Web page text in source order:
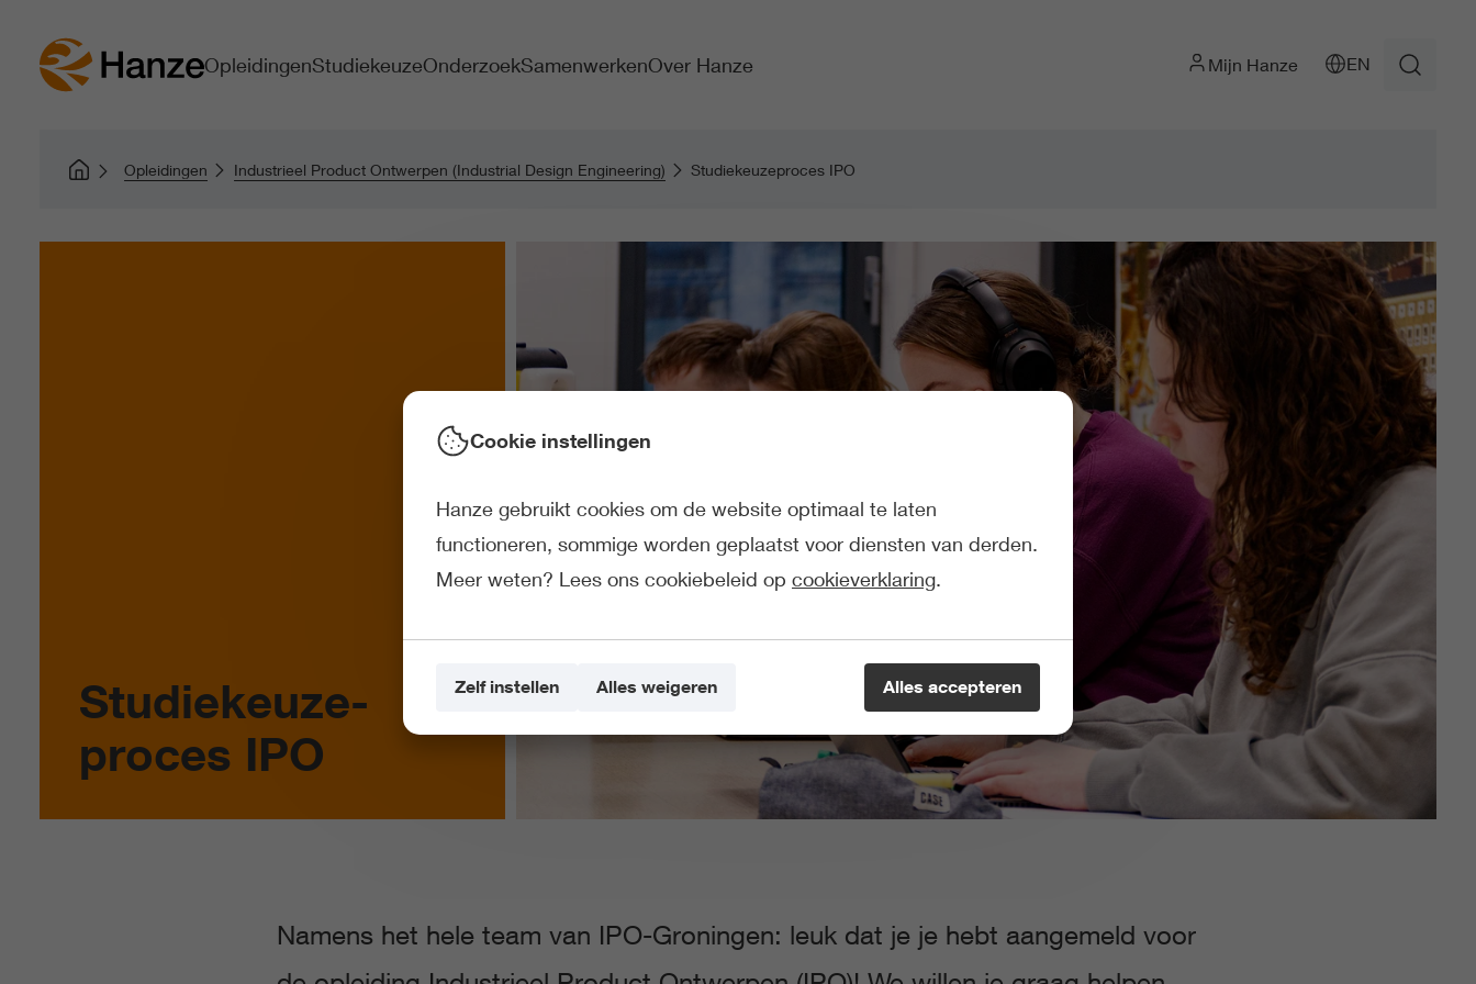
OpleidingenStudiekeuzeOnderzoekSamenwerkenOver Hanze Mijn Hanze EN
Opleidingen Industrieel Product Ontwerpen (Industrial Design Engineering) Studiekeuzeproces IPO
Studiekeuze­
proces IPO
Namens het hele team van IPO-Groningen: leuk dat je je hebt aangemeld voor
Cookie instellingen
Hanze gebruikt cookies om de website optimaal te laten
functioneren, sommige worden geplaatst voor diensten van derden.
Meer weten? Lees ons cookiebeleid op cookieverklaring.
Alles accepteren
Zelf instellen Alles weigeren